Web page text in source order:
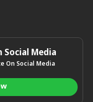
Social Media
On Social Media